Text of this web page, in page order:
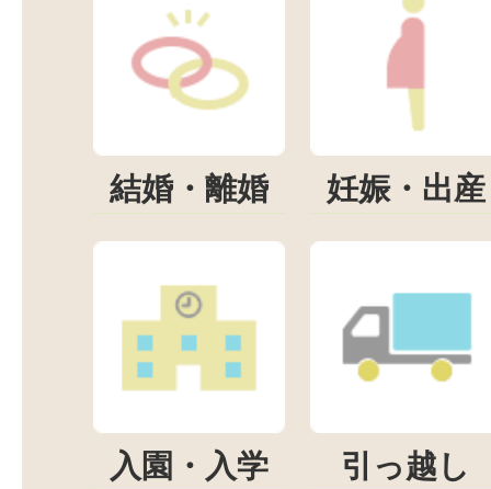
結婚・離婚 妊娠・出産
入園・入学 引っ越し